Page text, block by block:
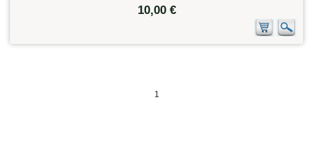
10,00 €
1